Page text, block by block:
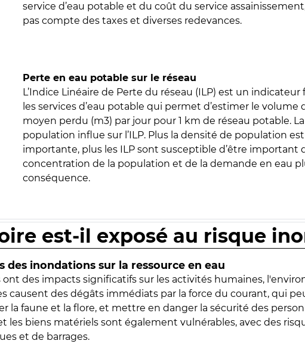
service d’eau potable et du coût du service
pas compte des taxes et diverses redevances.
Perte en eau potable sur le réseau
L’Indice Linéaire de Perte du réseau (ILP) est un indicateur
les services d’eau potable qui permet d’estimer le volume
moyen perdu (m3) par jour pour 1 km de réseau potable.
population influe sur l’ILP. Plus la densité de population est
importante, plus les ILP sont susceptible d’être important
concentration de la population et de la demande en eau
conséquence.
est-il exposé au risque
des inondations sur la ressource en eau
ont des impacts significatifs sur les activités humaines,
causent des dégâts immédiats par la force du courant, qui
la faune et la flore, et mettre en danger la sécurité des
les biens matériels sont également vulnérables, avec des
et de barrages.